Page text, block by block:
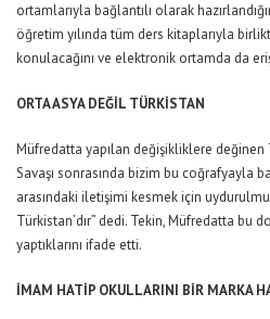
ortamlarıyla bağlantılı olarak
öğretim yılında tüm ders kitaplarıyla
konulacağını ve elektronik ortamda da
ORTA ASYA DEĞİL TÜRKİSTAN
Müfredatta yapılan değişikliklere değinen
Savaşı sonrasında bizim bu coğrafyayla
arasındaki iletişimi kesmek için
Türkistan’dır” dedi. Tekin, Müfredatta
yaptıklarını ifade etti.
İMAM HATİP OKULLARINI BİR MARKA